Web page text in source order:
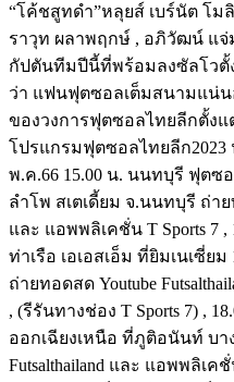
“โค้ชสูทดำ”หลุยส์ เบร์นัต โ
ราวุท ผลาพฤกษ์ , อภิวัฒน์ แจ่
กัปตันทีมปีนี้ที่พร้อมลงซัลโวตั้
ว่า แฟนฟุตซอลเต็มสนามแน่น
ของวงการฟุตซอลไทยลีกตั้งแ
โปรแกรมฟุตซอลไทยลีก2023
พ.ค.66 15.00 น. นนทบุรี ฟุต
ลำโพ สเตเดี้ยม จ.นนทบุรี ถ่าย
และ แอพพลิเคชั่น T Sports 7
ท่าเรือ เอเอสเอ็ม ที่ยิมเนเซี่ย
ถ่ายทอดสด Youtube
, (รีรันทางช่อง T Sports 7) ,
ออกเฉียงเหนือ ที่ภูติอนันท์ บา
Futsalthailand และ แอพพลิเค